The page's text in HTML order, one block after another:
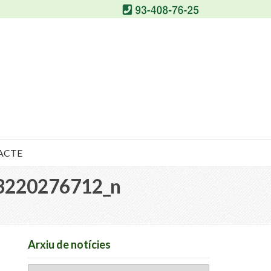
Arxiu de notícies